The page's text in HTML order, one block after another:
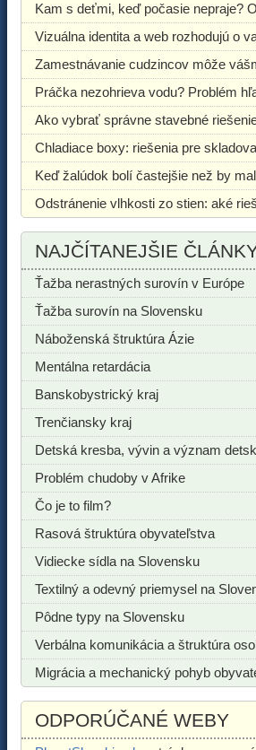
Kam s deťmi, keď počasie nepraje?
Vizuálna identita a web rozhodujú o
Zamestnávanie cudzincov môže
Práčka nezohrieva vodu? Problém
Ako vybrať správne stavebné
Chladiace boxy: riešenia pre
Keď žalúdok bolí častejšie než by
Odstránenie vlhkosti zo stien: aké
NAJČÍTANEJŠIE
Ťažba nerastných surovín v Európe
Ťažba surovín na Slovensku
Náboženská štruktúra Ázie
Mentálna retardácia
Banskobystrický kraj
Trenčiansky kraj
Detská kresba, vývin a význam
Problém chudoby v Afrike
Čo je to film?
Rasová štruktúra obyvateľstva
Vidiecke sídla na Slovensku
Textilný a odevný priemysel na
Pôdne typy na Slovensku
Verbálna komunikácia a štruktúra
Migrácia a mechanický pohyb
ODPORÚČANÉ WEBY